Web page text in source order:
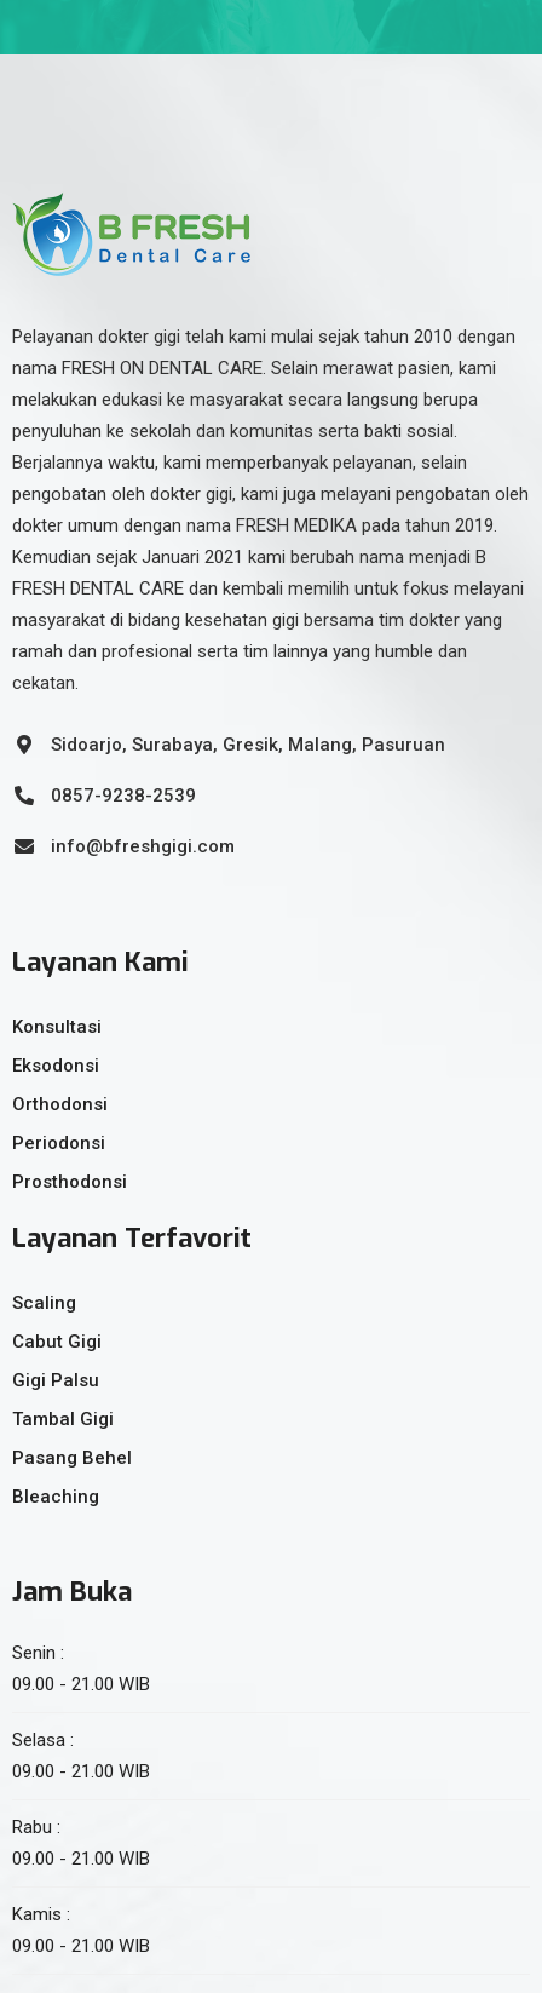
Pelayanan dokter gigi telah kami mulai sejak tahun 2010 dengan
nama FRESH ON DENTAL CARE. Selain merawat pasien, kami
melakukan edukasi ke masyarakat secara langsung berupa
penyuluhan ke sekolah dan komunitas serta bakti sosial.
Berjalannya waktu, kami memperbanyak pelayanan, selain
pengobatan oleh dokter gigi, kami juga melayani pengobatan oleh
dokter umum dengan nama FRESH MEDIKA pada tahun 2019.
Kemudian sejak Januari 2021 kami berubah nama menjadi B
FRESH DENTAL CARE dan kembali memilih untuk fokus melayani
masyarakat di bidang kesehatan gigi bersama tim dokter yang
ramah dan profesional serta tim lainnya yang humble dan
cekatan.
Sidoarjo, Surabaya, Gresik, Malang, Pasuruan
0857-9238-2539
info@bfreshgigi.com
Layanan Kami
Konsultasi
Eksodonsi
Orthodonsi
Periodonsi
Prosthodonsi
Layanan Terfavorit
Scaling
Cabut Gigi
Gigi Palsu
Tambal Gigi
Pasang Behel
Bleaching
Jam Buka
Senin :
09.00 - 21.00 WIB
Selasa :
09.00 - 21.00 WIB
Rabu :
09.00 - 21.00 WIB
Kamis :
09.00 - 21.00 WIB